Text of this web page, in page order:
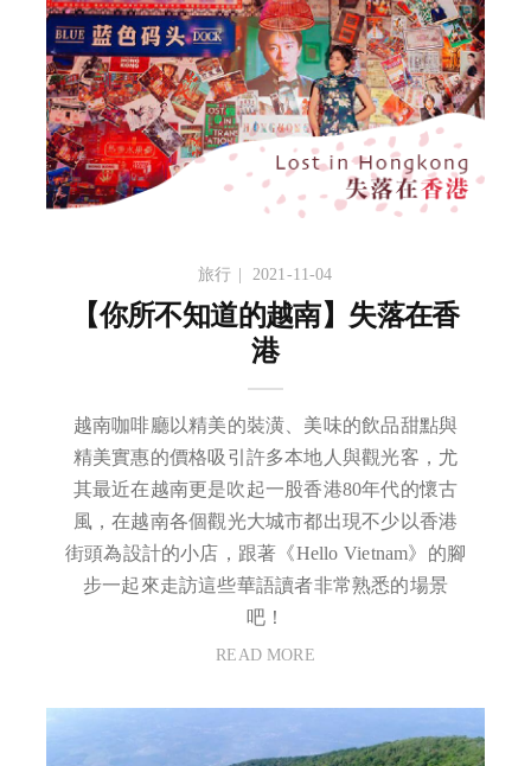
旅行 2021-11-04
【你所不知道的越南】失落在香
港
越南咖啡廳以精美的裝潢、美味的飲品甜點與
精美實惠的價格吸引許多本地人與觀光客，尤
其最近在越南更是吹起一股香港80年代的懷古
風，在越南各個觀光大城市都出現不少以香港
街頭為設計的小店，跟著《Hello Vietnam》的腳
步一起來走訪這些華語讀者非常熟悉的場景
吧！
READ MORE